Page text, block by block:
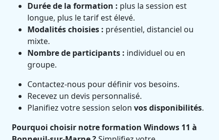
Durée de la formation : plus la session est
longue, plus le tarif est élevé.
Modalités choisies : présentiel, distanciel ou
mixte.
Nombre de participants : individuel ou en
groupe.
Contactez-nous pour définir vos besoins.
Recevez un devis personnalisé.
Planifiez votre session selon vos disponibilités.
Pourquoi choisir notre formation Windows 11 à